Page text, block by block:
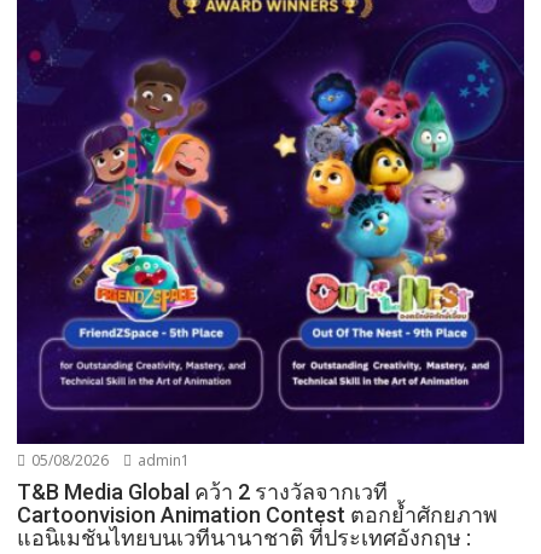
05/08/2026 admin1
T&B Media Global คว้า 2 รางวัลจากเวที
Cartoonvision Animation Contest ตอกย้ำศักยภาพ
แอนิเมชันไทยบนเวทีนานาชาติ ที่ประเทศอังกฤษ :